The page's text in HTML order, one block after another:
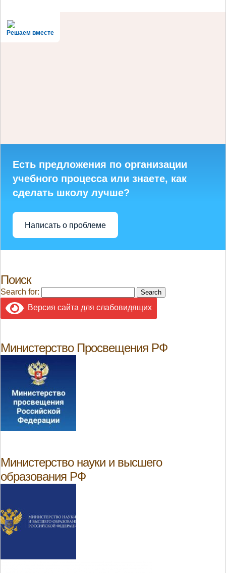
Решаем вместе
Есть предложения по организации
учебного процесса или знаете, как
сделать школу лучше?
Написать о проблеме
Поиск
Search for:
Версия сайта для слабовидящих
Министерство Просвещения РФ
Министерство науки и высшего
образования РФ